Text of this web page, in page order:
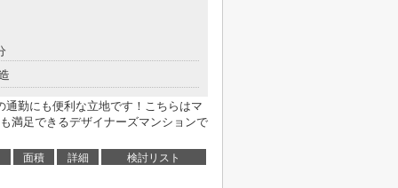
勤にも便利な立地です！こちらはマ
満足できるデザイナーズマンションで
面積 詳細 検討リスト